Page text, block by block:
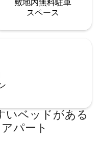
チン
用の
お
グラ
）が
もお
重要な
で最大
なく利用可能にな
降に到着する必
カーナ料理のレ
う。 サンタ・マリア・ノヴェッラ駅から
タクシー（わず
で、ルンガルノ・
敷地内無料駐⁠車
ス⁠ペ⁠ー⁠ス
いベッドがある
パート